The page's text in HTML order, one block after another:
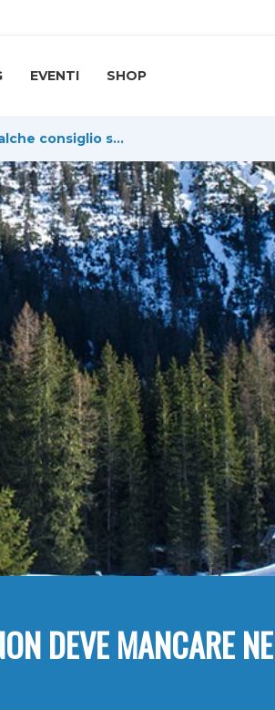
EVENTI SHOP
non deve mancare nello zaino
DEVE MANCARE